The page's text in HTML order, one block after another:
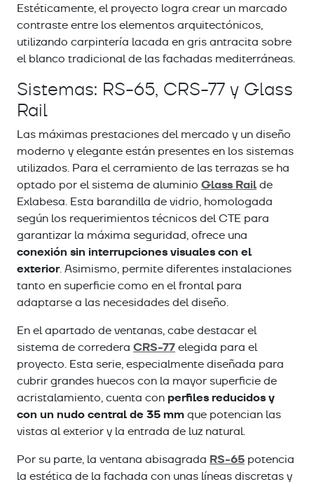
Estéticamente, el proyecto logra crear un marcado
contraste entre los elementos arquitectónicos,
utilizando carpintería lacada en gris antracita sobre
el blanco tradicional de las fachadas mediterráneas.
Sistemas: RS-65, CRS-77 y Glass
Rail
Las máximas prestaciones del mercado y un diseño
moderno y elegante están presentes en los sistemas
utilizados. Para el cerramiento de las terrazas se ha
optado por el sistema de aluminio Glass Railde
Exlabesa. Esta barandilla de vidrio, homologada
según los requerimientos técnicos del CTE para
garantizar la máxima seguridad, ofrece una
conexión sin interrupciones visuales con el
exterior. Asimismo, permite diferentes instalaciones
tanto en superficie como en el frontal para
adaptarse a las necesidades del diseño.
En el apartado de ventanas, cabe destacar el
sistema de corredera CRS-77elegida para el
proyecto. Esta serie, especialmente diseñada para
cubrir grandes huecos con la mayor superficie de
acristalamiento, cuenta conperfiles reducidos y
con un nudo central de 35 mmque potencian las
vistas al exterior y la entrada de luz natural.
Por su parte, la ventana abisagrada RS-65 potencia
la estética de la fachada con unas líneas discretas y